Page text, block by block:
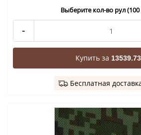
Выберите кол-во рул
-
Купить за
Бесплатная